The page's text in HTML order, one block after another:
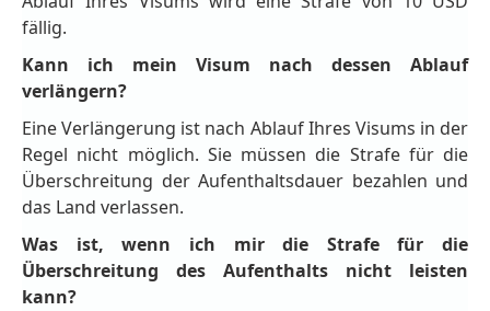
fällig.
Kann ich mein Visum nach dessen Ablauf
verlängern?
Eine Verlängerung ist nach Ablauf Ihres Visums in der
Regel nicht möglich. Sie müssen die Strafe für die
Überschreitung der Aufenthaltsdauer bezahlen und
das Land verlassen.
Was ist, wenn ich mir die Strafe für die
Überschreitung des Aufenthalts nicht leisten
kann?